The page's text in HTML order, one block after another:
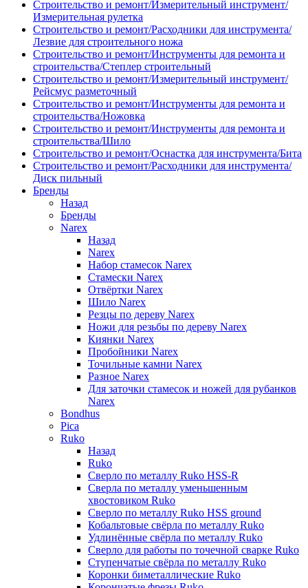
Строительство и ремонт/Измерительный инструмент/
Измерительная рулетка
Строительство и ремонт/Расходники для инструмента/
Лезвие для строительного ножа
Строительство и ремонт/Инструменты для ремонта и
строительства/Степлер строительный
Строительство и ремонт/Измерительный инструмент/
Рейсмус разметочный
Строительство и ремонт/Инструменты для ремонта и
строительства/Ножовка
Строительство и ремонт/Инструменты для ремонта и
строительства/Шило
Строительство и ремонт/Оснастка для инструмента/Бита
Строительство и ремонт/Расходники для инструмента/
Диск пильный
Бренды
Назад
Бренды
Narex
Назад
Narex
Набор стамесок Narex
Стамески Narex
Отвёртки Narex
Шило Narex
Резцы по дереву Narex
Ножи для резьбы по дереву Narex
Киянки Narex
Пробойники Narex
Точильные камни Narex
Разное Narex
Для заточки стамесок и ножей для рубанков
Narex
Bondhus
Pica
Ruko
Назад
Ruko
Сверло по металлу Ruko HSS-R
Сверла по металлу уменьшенным
хвостовиком Ruko
Сверло по металлу Ruko HSS ground
Кобальтовые свёрла по металлу Ruko
Удлинённые свёрла по металлу Ruko
Сверло для работы по точечной сварке Ruko
Ступенчатые свёрла по металлу Ruko
Коронки биметаллические Ruko